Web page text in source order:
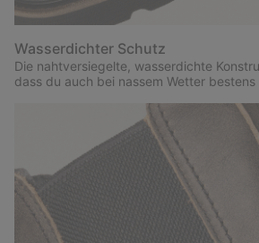
Wasserdichter Schutz
Die nahtversiegelte, wasserdichte
dass du auch bei nassem Wetter bestens